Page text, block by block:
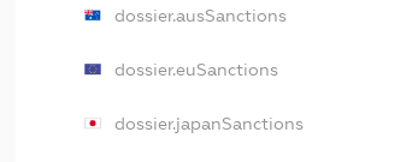
dossier.ausSanctions
dossier.euSanctions
dossier.japanSanctions